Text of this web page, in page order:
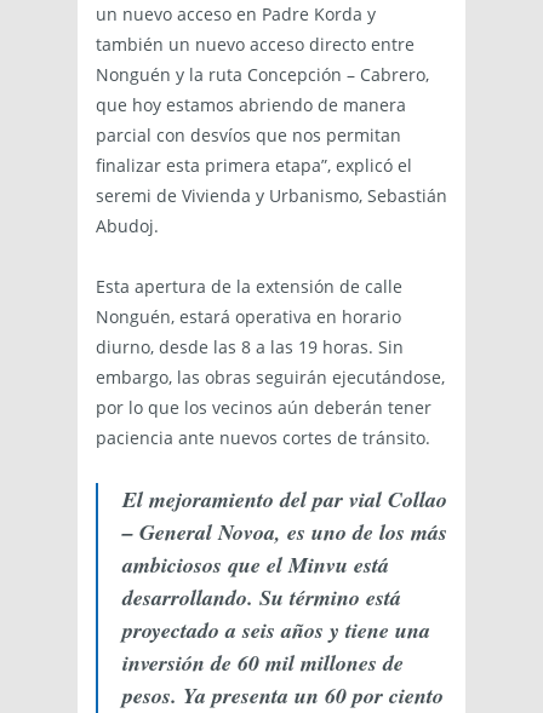
un nuevo acceso en Padre Korda y
también un nuevo acceso directo entre
Nonguén y la ruta Concepción – Cabrero,
que hoy estamos abriendo de manera
parcial con desvíos que nos permitan
finalizar esta primera etapa”, explicó el
seremi de Vivienda y Urbanismo, Sebastián
Abudoj.
Esta apertura de la extensión de calle
Nonguén, estará operativa en horario
diurno, desde las 8 a las 19 horas. Sin
embargo, las obras seguirán ejecutándose,
por lo que los vecinos aún deberán tener
paciencia ante nuevos cortes de tránsito.
El mejoramiento del par vial Collao
– General Novoa, es uno de los más
ambiciosos que el Minvu está
desarrollando. Su término está
proyectado a seis años y tiene una
inversión de 60 mil millones de
pesos. Ya presenta un 60 por ciento